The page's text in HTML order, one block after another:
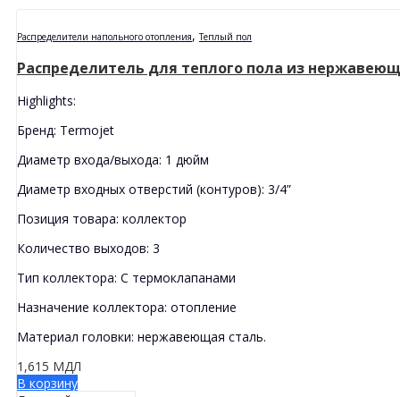
Распределители напольного отопления,Tеплый пол
Распределитель для теплого пола из
Highlights:
Бренд: Теrmojet
Диаметр входа/выхода: 1 дюйм
Диаметр входных отверстий (контуров): 3/4”
Позиция товара: коллектор
Количество выходов: 3
Тип коллектора: С термоклапанами
Назначение коллектора: отопление
Материал головки: нержавеющая сталь.
1,615 МДЛ
В корзину